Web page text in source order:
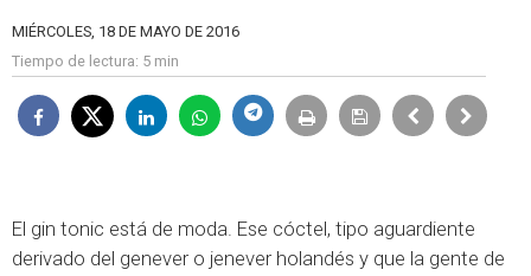
MIÉRCOLES, 18 DE MAYO DE 2016
Tiempo de lectura: 5 min
El gin tonic está de moda. Ese cóctel, tipo aguardiente
derivado del genever o jenever holandés y que la gente de